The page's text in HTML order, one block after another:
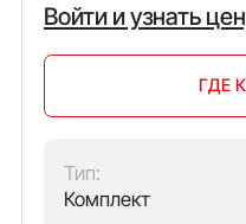
Войти и узнать
ГДЕ
Тип:
Комплект